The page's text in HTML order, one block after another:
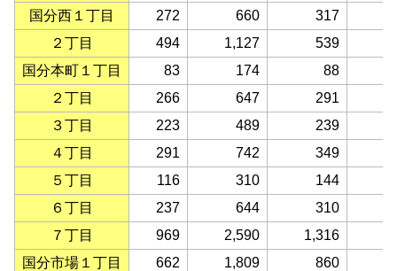
国分西１丁目
272 660 317
２丁目
494 1,127 539
国分本町１丁目
83 174
88
２丁目
266 647 291
３丁目
223 489 239
４丁目
291 742 349
５丁目
116 310 144
６丁目
237 644 310
７丁目
969 2,590 1,316
国分市場１丁目
662 1,809 860